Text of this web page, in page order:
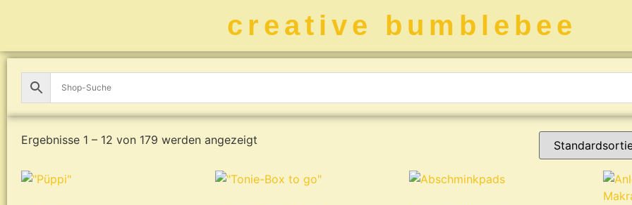
creative bumblebee
Ergebnisse 1 – 12 von 179 werden angezeigt